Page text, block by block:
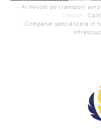
- Ai nevoie de transport
London .
- Companie specializata in